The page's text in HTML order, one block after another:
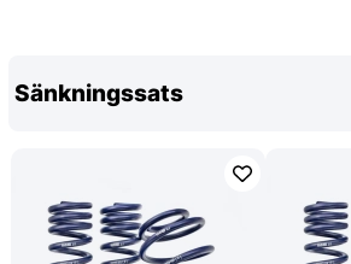
Sänkningssats